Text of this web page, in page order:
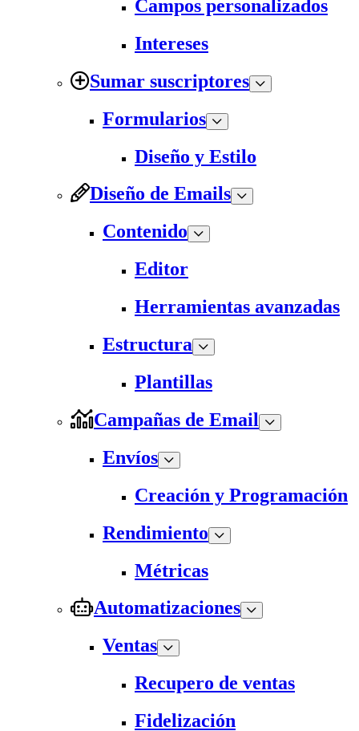
Campos personalizados
Intereses
Sumar suscriptores
Formularios
Diseño y Estilo
Diseño de Emails
Contenido
Editor
Herramientas avanzadas
Estructura
Plantillas
Campañas de Email
Envíos
Creación y Programación
Rendimiento
Métricas
Automatizaciones
Ventas
Recupero de ventas
Fidelización